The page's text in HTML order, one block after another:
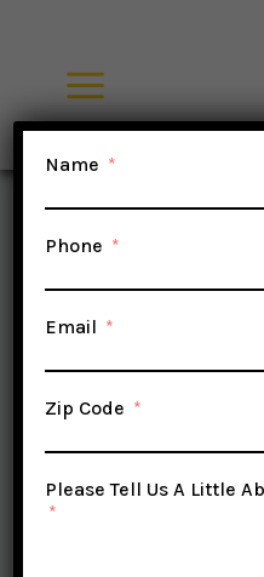
content
Name
Phone
Email
Zip Code
Please Tell Us A Little